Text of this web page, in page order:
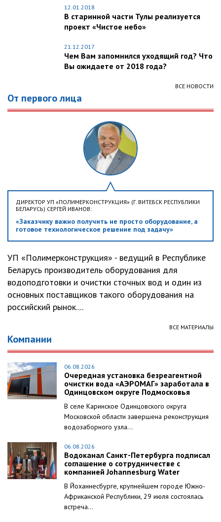
12.01.2018
В старинной части Тулы реализуется
проект «Чистое небо»
21.12.2017
Чем Вам запомнился уходящий год? Что
Вы ожидаете от 2018 года?
ВСЕ НОВОСТИ
От первого лица
ДИРЕКТОР УП «ПОЛИМЕРКОНСТРУКЦИЯ» (Г. ВИТЕБСК РЕСПУБЛИКИ
БЕЛАРУСЬ) СЕРГЕЙ ИВАНОВ:
«Заказчику важно получить не просто оборудование, а
готовое технологическое решение под задачу»
УП «Полимерконструкция» - ведущий в Республике
Беларусь производитель оборудования для
водоподготовки и очистки сточных вод и один из
основных поставщиков такого оборудования на
российский рынок....
ВСЕ МАТЕРИАЛЫ
Компании
06.08.2026
Очередная установка безреагентной
очистки вода «АЭРОМАГ» заработала в
Одинцовском округе Подмосковья
В селе Каринское Одинцовского округа
Московской области завершена реконструкция
водозаборного узла...
06.08.2026
Водоканал Санкт-Петербурга подписал
соглашение о сотрудничестве с
компанией Johannesburg Water
В Йоханнесбурге, крупнейшем городе Южно-
Африканской Республики, 29 июля состоялась
встреча...